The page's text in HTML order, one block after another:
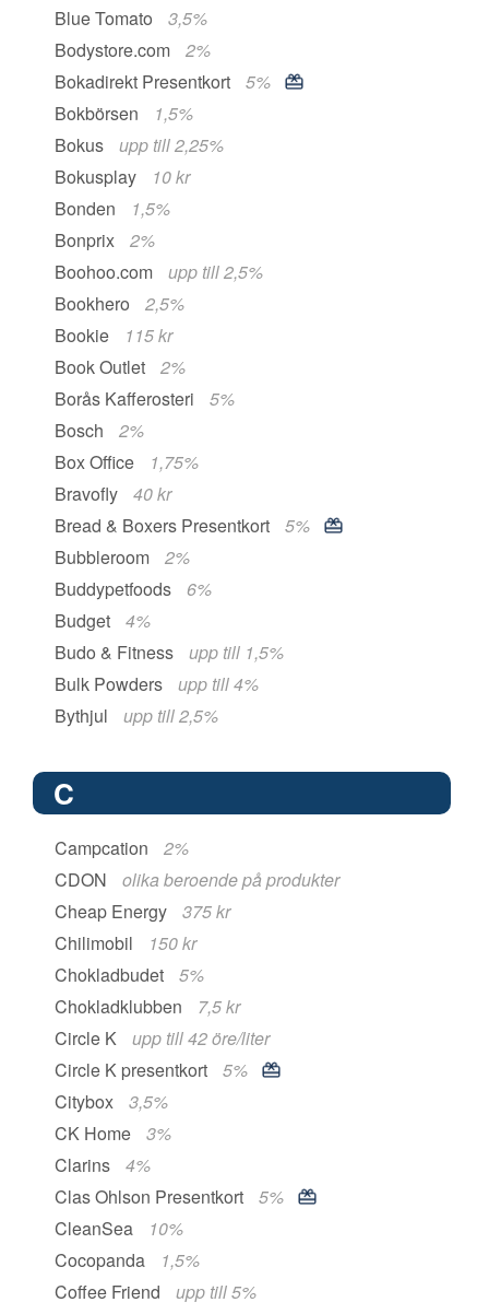
Blue Tomato
3,5%
Bodystore.com
2%
Bokadirekt Presentkort
5%
Bokbörsen
1,5%
Bokus
upp till 2,25%
Bokusplay
10 kr
Bonden
1,5%
Bonprix
2%
Boohoo.com
upp till 2,5%
Bookhero
2,5%
Bookie
115 kr
Book Outlet
2%
Borås Kafferosteri
5%
Bosch
2%
Box Office
1,75%
Bravofly
40 kr
Bread & Boxers Presentkort
5%
Bubbleroom
2%
Buddypetfoods
6%
Budget
4%
Budo & Fitness
upp till 1,5%
Bulk Powders
upp till 4%
Bythjul
upp till 2,5%
C
Campcation
2%
CDON
olika beroende på produkter
Cheap Energy
375 kr
Chilimobil
150 kr
Chokladbudet
5%
Chokladklubben
7,5 kr
Circle K
upp till 42 öre/liter
Circle K presentkort
5%
Citybox
3,5%
CK Home
3%
Clarins
4%
Clas Ohlson Presentkort
5%
CleanSea
10%
Cocopanda
1,5%
Coffee Friend
upp till 5%